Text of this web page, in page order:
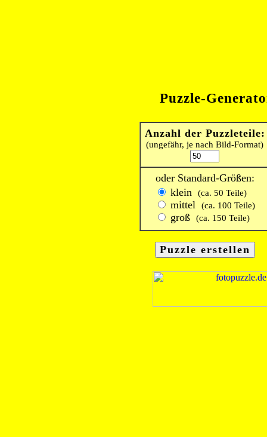
Puzzle-
Anzahl der Puzzleteile:
(ungefähr, je nach Bild-Format)
oder Standard-Größen:
klein
(ca. 50 Teile)
mittel (ca. 100 Teile)
groß (ca. 150 Teile)